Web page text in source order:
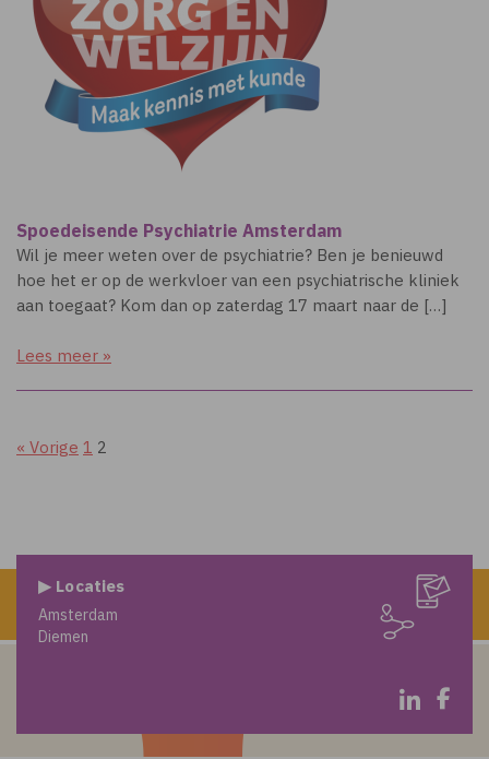
Spoedeisende Psychiatrie Amsterdam
Wil je meer weten over de psychiatrie? Ben je benieuwd
hoe het er op de werkvloer van een psychiatrische kliniek
aan toegaat? Kom dan op zaterdag 17 maart naar de […]
Lees meer »
« Vorige 1 2
▶ Locaties
Amsterdam
Diemen